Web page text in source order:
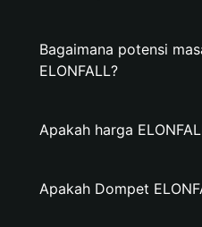
Bagaimana potensi
ELONFALL?
Apakah harga
Apakah Dompet